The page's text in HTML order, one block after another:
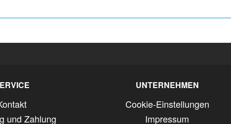
und Zahlung
UNTERNEHMEN
Cookie-Einstellungen
Impressum